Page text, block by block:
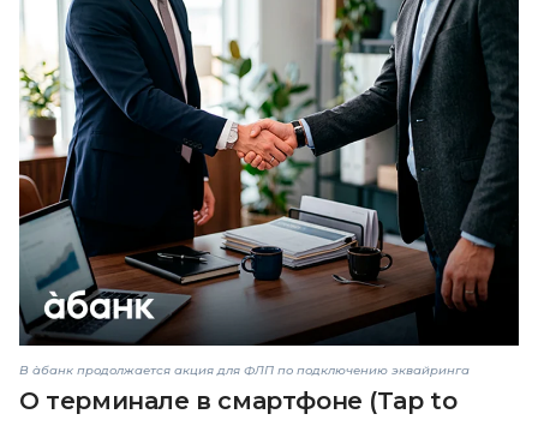
В àбанк продолжается акция для ФЛП по подключению эквайринга
О терминале в смартфоне (Tap to